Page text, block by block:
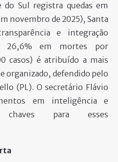
do Sul registra quedas em
novembro de 2025), Santa
e integração
26,6% em mortes por
casos) é atribuído a mais
organizado, defendido pelo
(PL). O secretário Flávio
em inteligência e
para esses